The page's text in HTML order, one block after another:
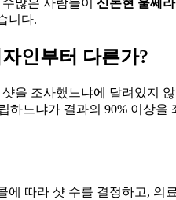
니다.
인부터 다른가?
을 조사했느냐에 달려있지
하느냐가 결과의 90% 이상을
따라 샷 수를 결정하고,